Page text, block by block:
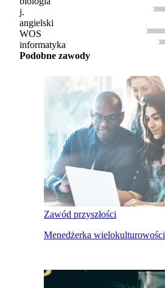
j.
angielski
WOS
informatyka
Podobne zawody
Zawód przyszłości
Menedżerka wielokulturowości